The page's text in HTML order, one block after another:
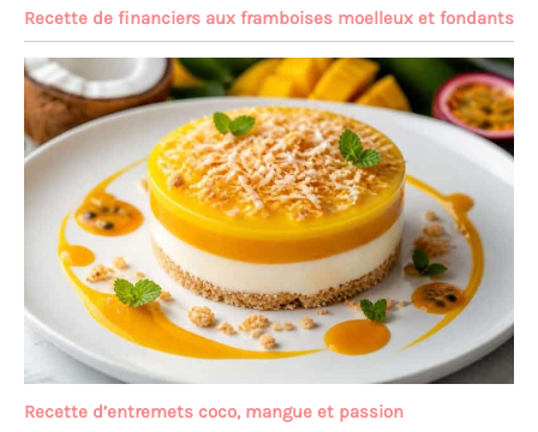
Recette de financiers aux framboises moelleux et fondants
Recette d’entremets coco, mangue et passion